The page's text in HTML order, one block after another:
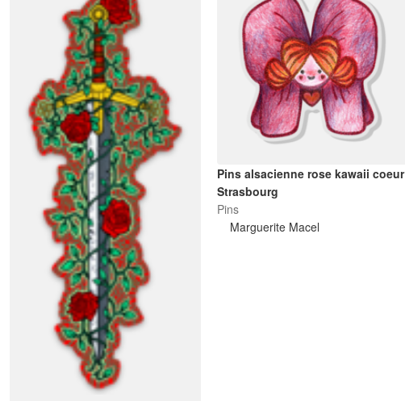
Pins alsacienne rose kawaii coeur
Strasbourg
Pins
Marguerite Macel